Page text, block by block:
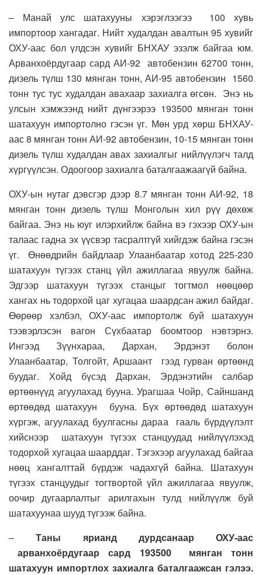
– Манай улс шатахууны хэрэглээгээ 100 хувь
импортоор хангадаг. Нийт худалдан авалтын 95 хувийг
ОХУ-аас бол үлдсэн хувийг БНХАУ эзэлж байгаа юм.
Арванхоёрдугаар сард АИ-92 автобензин 62700 тонн,
дизель түлш 130 мянган тонн, АИ-95 автобензин 1560
тонн тус тус худалдан авахаар захиалга өгсөн. Энэ нь
улсын хэмжээнд нийт дүнгээрээ 193500 мянган тонн
шатахуун импортолно гэсэн үг. Мөн урд хөрш БНХАУ-
аас 8 мянган тонн АИ-92 автобензин, 10-15 мянган тонн
дизель түлш худалдан авах захиалгыг нийлүүлэгч талд
хүргүүлсэн. Одоогоор захиалга баталгаажаагүй байна.
ОХУ-ын нутаг дэвсгэр дээр 8.7 мянган тонн АИ-92, 18
мянган тонн дизель түлш Монголын хил рүү дөхөж
байгаа. Энэ нь юуг илэрхийлж байна вэ гэхээр ОХУ-ын
талаас гадна эх үүсвэр тасралтгүй хийгдэж байна гэсэн
үг. Өнөөдрийн байдлаар Улаанбаатар хотод 225-230
шатахуун түгээх станц үйл ажиллагаа явуулж байна.
Эдгээр шатахуун түгээх станцыг тогтмол нөөцөөр
хангах нь тодорхой цаг хугацаа шаардсан ажил байдаг.
Өөрөөр хэлбэл, ОХУ-аас импортолж буй шатахуун
тээвэрлэсэн вагон Сүхбаатар боомтоор нэвтэрнэ.
Ингээд Зүүнхараа, Дархан, Эрдэнэт болон
Улаанбаатар, Толгойт, Аршаант гээд гурван өртөөнд
буудаг. Хойд бүсэд Дархан, Эрдэнэтийн салбар
өртөөнүүд агуулахад бууна. Урагшаа Чойр, Сайншанд
өртөөдөд шатахуун бууна. Бүх өртөөдөд шатахуун
хүргэж, агуулахад буулгасны дараа гааль бүрдүүлэлт
хийснээр шатахуун түгээх станцуудад нийлүүлэхэд
тодорхой хугацаа шаарддаг. Тэгэхээр агуулахад байгаа
нөөц хангалттай бүрдэж чадахгүй байна. Шатахуун
түгээх станцуудыг тогтвортой үйл ажиллагаа явуулж,
оочир дугаарлалтыг арилгахын тулд нийлүүлж буй
шатахуунаа шууд түгээж байна.
–Таны ярианд дурдсанаар ОХУ-аас
арванхоёрдугаар сард 193500 мянган тонн
шатахуун импортлох захиалга баталгаажсан гэлээ.